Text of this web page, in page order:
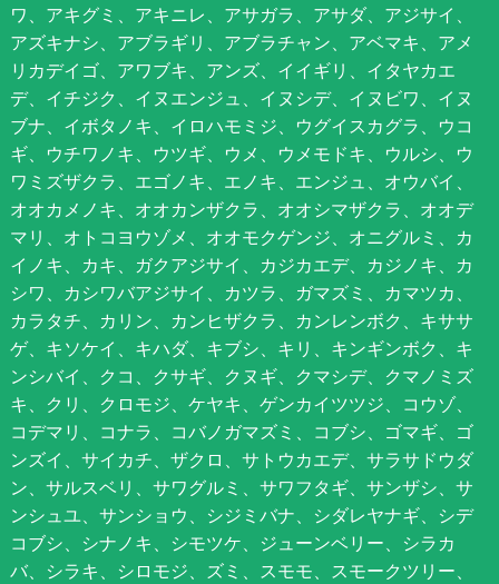
ワ、アキグミ、アキニレ、アサガラ、アサダ、アジサイ、
アズキナシ、アブラギリ、アブラチャン、アベマキ、アメ
リカデイゴ、アワブキ、アンズ、イイギリ、イタヤカエ
デ、イチジク、イヌエンジュ、イヌシデ、イヌビワ、イヌ
ブナ、イボタノキ、イロハモミジ、ウグイスカグラ、ウコ
ギ、ウチワノキ、ウツギ、ウメ、ウメモドキ、ウルシ、ウ
ワミズザクラ、エゴノキ、エノキ、エンジュ、オウバイ、
オオカメノキ、オオカンザクラ、オオシマザクラ、オオデ
マリ、オトコヨウゾメ、オオモクゲンジ、オニグルミ、カ
イノキ、カキ、ガクアジサイ、カジカエデ、カジノキ、カ
シワ、カシワバアジサイ、カツラ、ガマズミ、カマツカ、
カラタチ、カリン、カンヒザクラ、カンレンボク、キササ
ゲ、キソケイ、キハダ、キブシ、キリ、キンギンボク、キ
ンシバイ、クコ、クサギ、クヌギ、クマシデ、クマノミズ
キ、クリ、クロモジ、ケヤキ、ゲンカイツツジ、コウゾ、
コデマリ、コナラ、コバノガマズミ、コブシ、ゴマギ、ゴ
ンズイ、サイカチ、ザクロ、サトウカエデ、サラサドウダ
ン、サルスベリ、サワグルミ、サワフタギ、サンザシ、サ
ンシュユ、サンショウ、シジミバナ、シダレヤナギ、シデ
コブシ、シナノキ、シモツケ、ジューンベリー、シラカ
バ、シラキ、シロモジ、ズミ、スモモ、スモークツリー、